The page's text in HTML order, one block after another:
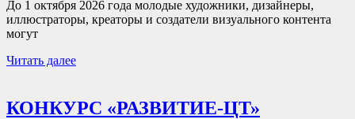
До 1 октября 2026 года молодые художники, дизайнеры,
иллюстраторы, креаторы и создатели визуального контента
могут
Читать далее
КОНКУРС «РАЗВИТИЕ-ЦТ»